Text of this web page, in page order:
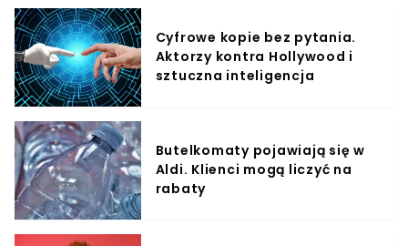
Cyfrowe kopie bez pytania.
Aktorzy kontra Hollywood i
sztuczna inteligencja
Butelkomaty pojawiają się w
Aldi. Klienci mogą liczyć na
rabaty